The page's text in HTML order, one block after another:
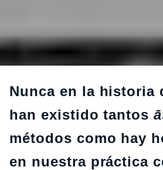
Nunca en la historia
han existido tantos
métodos como hay
en nuestra práctica